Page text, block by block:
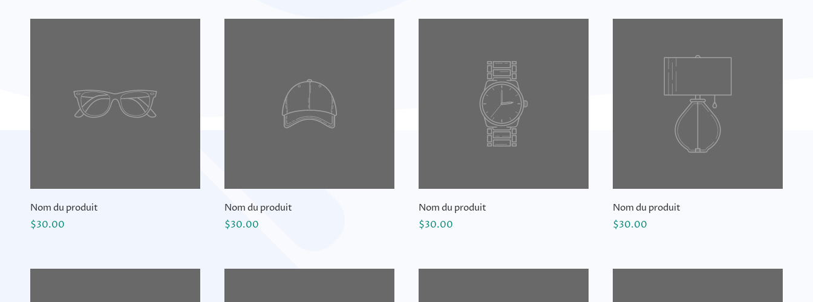
Nom du produit
$30.00
Nom du produit
$30.00
Nom du produit
$30.00
Nom du produit
$30.00